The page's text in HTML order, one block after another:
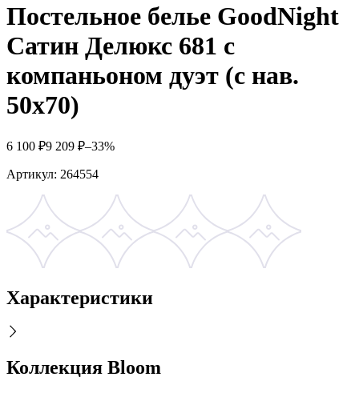
Постельное белье GoodNight
Сатин Делюкс 681 с
компаньоном дуэт (с нав.
50х70)
6 100 ₽9 209 ₽–33%
Артикул: 264554
Характеристики
Коллекция Bloom